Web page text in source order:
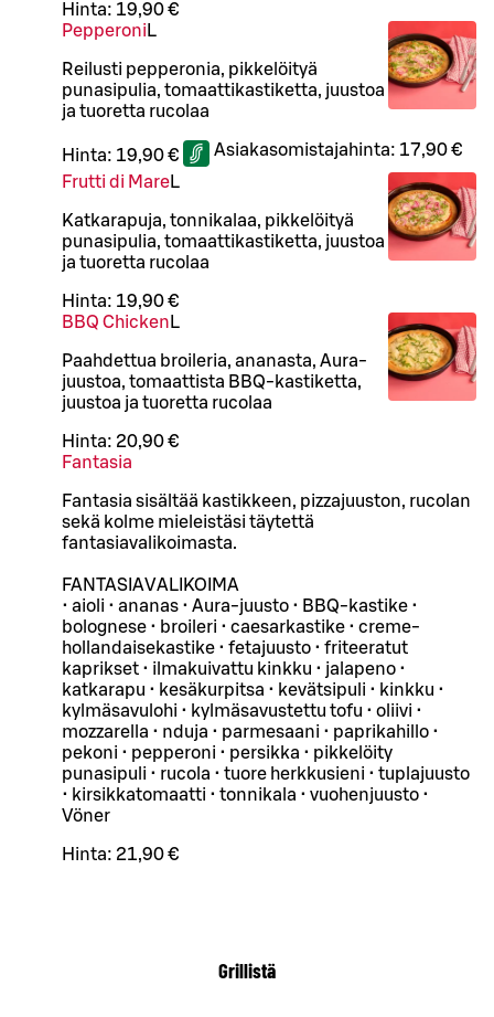
Hinta: 19,90 €
Pepperoni L
Reilusti pepperonia, pikkelöityä
punasipulia, tomaattikastiketta, juustoa
ja tuoretta rucolaa
Hinta: 19,90 € Asiakasomistajahinta: 17,90 €
Frutti di MareL
Katkarapuja, tonnikalaa, pikkelöityä
punasipulia, tomaattikastiketta, juustoa
ja tuoretta rucolaa
Hinta: 19,90 €
BBQ Chicken L
Paahdettua broileria, ananasta, Aura-
juustoa, tomaattista BBQ-kastiketta,
juustoa ja tuoretta rucolaa
Hinta: 20,90 €
Fantasia
Fantasia sisältää kastikkeen, pizzajuuston, rucolan
sekä kolme mieleistäsi täytettä
fantasiavalikoimasta.
FANTASIAVALIKOIMA
• aioli • ananas • Aura-juusto • BBQ-kastike •
bolognese • broileri • caesarkastike • creme-
hollandaisekastike • fetajuusto • friteeratut
kaprikset • ilmakuivattu kinkku • jalapeno •
katkarapu • kesäkurpitsa • kevätsipuli • kinkku •
kylmäsavulohi • kylmäsavustettu tofu • oliivi •
mozzarella • nduja • parmesaani • paprikahillo •
pekoni • pepperoni • persikka • pikkelöity
punasipuli • rucola • tuore herkkusieni • tuplajuusto
• kirsikkatomaatti • tonnikala • vuohenjuusto •
Vöner
Hinta: 21,90 €
Grillistä